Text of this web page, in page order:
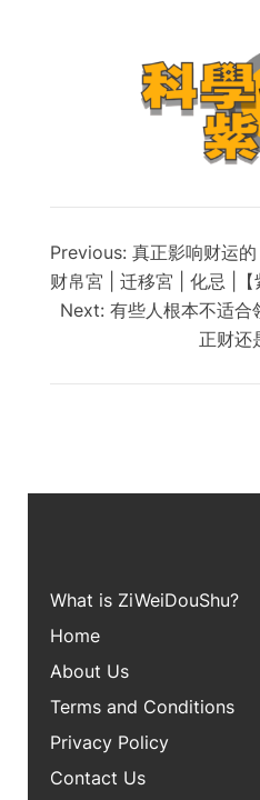
Previous: 真正影响财运的
财帛宮 | 迁移宮 | 化忌 |【
Next: 有些人根本不适合
正财还
What is ZiWeiDouShu?
Home
About Us
Terms and Conditions
Privacy Policy
Contact Us